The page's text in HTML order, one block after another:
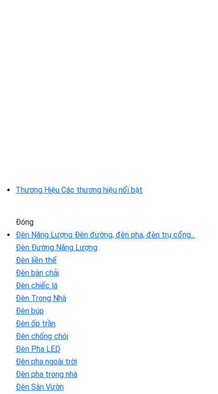
Thương Hiệu Các thương hiệu nổi bật
Đóng
Đèn Năng Lượng Đèn đường, đèn pha, đèn trụ cổng...
Đèn Đường Năng Lượng
Đèn liền thể
Đèn bàn chải
Đèn chiếc lá
Đèn Trong Nhà
Đèn búp
Đèn ốp trần
Đèn chống chói
Đèn Pha LED
Đèn pha ngoài trời
Đèn pha trong nhà
Đèn Sân Vườn